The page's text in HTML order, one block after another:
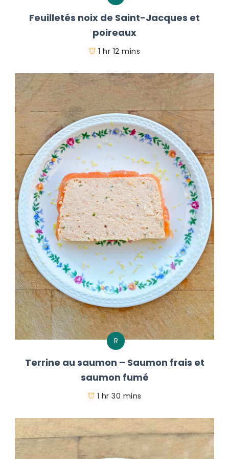
Feuilletés noix de Saint-Jacques et
poireaux
1 hr 12 mins
R
Terrine au saumon – Saumon frais et
saumon fumé
1 hr 30 mins